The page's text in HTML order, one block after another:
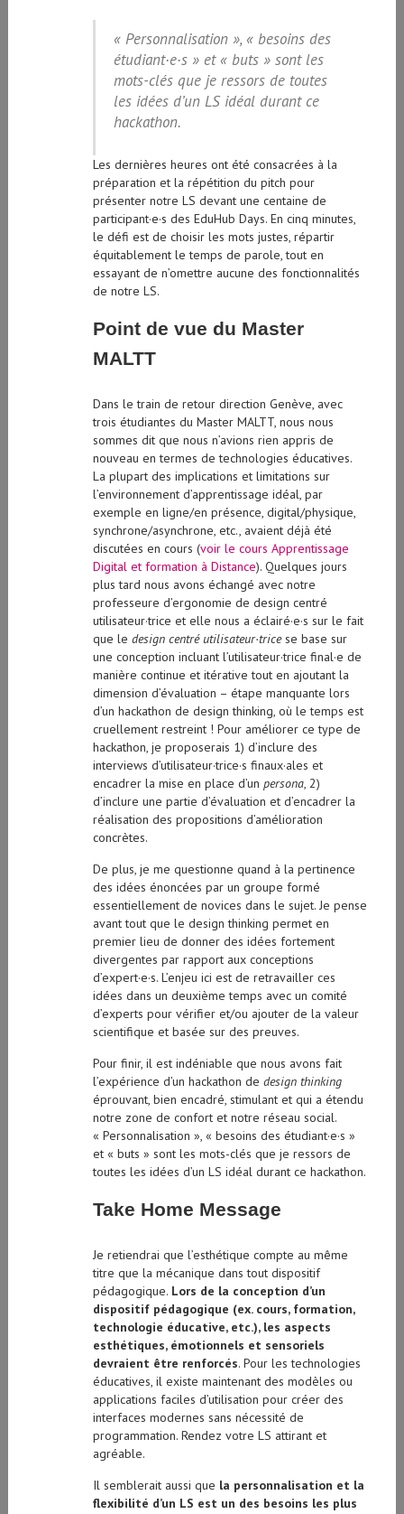
étudiant·e·s » et « buts » sont les
mots-clés que je ressors de toutes
les idées d’un LS idéal durant ce
hackathon.
préparation et la répétition du pitch pour
présenter notre LS devant une centaine de
participant·e·s des EduHub Days. En cinq minutes,
le défi est de choisir les mots justes, répartir
équitablement le temps de parole, tout en
essayant de n’omettre aucune des fonctionnalités
de notre LS.
MALTT
trois étudiantes du Master MALTT, nous nous
sommes dit que nous n’avions rien appris de
nouveau en termes de technologies éducatives.
La plupart des implications et limitations sur
l’environnement d’apprentissage idéal, par
exemple en ligne/en présence, digital/physique,
synchrone/asynchrone, etc., avaient déjà été
discutées en cours (voir le cours Apprentissage
Digital et formation à Distance). Quelques jours
plus tard nous avons échangé avec notre
professeure d’ergonomie de design centré
utilisateur·trice et elle nous a éclairé·e·s sur le fait
que ledesign centré utilisateur·tricese base sur
une conception incluant l’utilisateur·trice final·e de
manière continue et itérative tout en ajoutant la
dimension d’évaluation – étape manquante lors
d’un hackathon de design thinking, où le temps est
cruellement restreint ! Pour améliorer ce type de
hackathon, je proposerais 1) d’inclure des
interviews d’utilisateur·trice·s finaux·ales et
encadrer la mise en place d’unpersona, 2)
d’inclure une partie d’évaluation et d’encadrer la
réalisation des propositions d’amélioration
concrètes.
des idées énoncées par un groupe formé
essentiellement de novices dans le sujet. Je pense
avant tout que le design thinking permet en
premier lieu de donner des idées fortement
divergentes par rapport aux conceptions
d’expert·e·s. L’enjeu ici est de retravailler ces
idées dans un deuxième temps avec un comité
d’experts pour vérifier et/ou ajouter de la valeur
scientifique et basée sur des preuves.
l’expérience d’un hackathon dedesign thinking
éprouvant, bien encadré, stimulant et qui a étendu
notre zone de confort et notre réseau social.
« Personnalisation », « besoins des étudiant·e·s »
et « buts » sont les mots-clés que je ressors de
toutes les idées d’un LS idéal durant ce hackathon.
titre que la mécanique dans tout dispositif
pédagogique.Lors de la conception d’un
dispositif pédagogique (ex. cours, formation,
technologie éducative, etc.), les aspects
esthétiques, émotionnels et sensoriels
devraient être renforcés. Pour les technologies
éducatives, il existe maintenant des modèles ou
applications faciles d’utilisation pour créer des
interfaces modernes sans nécessité de
programmation. Rendez votre LS attirant et
agréable.
flexibilité d’un LS est un des besoins les plus
importants pour les étudiant·e·s…